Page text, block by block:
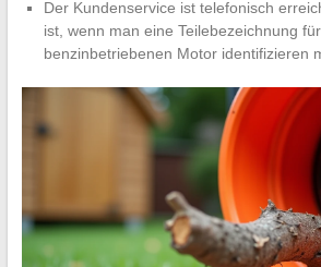
Der Kundenservice ist telefonisch
ist, wenn man eine Teilebezeichnung
benzinbetriebenen Motor identifizieren